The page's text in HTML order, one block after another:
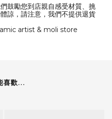
鼓勵您到店親自感受材質、挑
諒，請注意，我們不提供退貨
artist & moli store
喜歡...